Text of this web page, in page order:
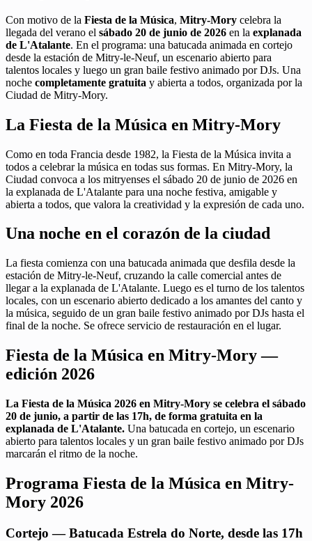
Con motivo de la Fiesta de la Música, Mitry-Mory celebra la
llegada del verano el sábado 20 de junio de 2026 en la explanada
de L'Atalante. En el programa: una batucada animada en cortejo
desde la estación de Mitry-le-Neuf, un escenario abierto para
talentos locales y luego un gran baile festivo animado por DJs. Una
noche completamente gratuita y abierta a todos, organizada por la
Ciudad de Mitry-Mory.
La Fiesta de la Música en Mitry-Mory
Como en toda Francia desde 1982, la Fiesta de la Música invita a
todos a celebrar la música en todas sus formas. En Mitry-Mory, la
Ciudad convoca a los mitryenses el sábado 20 de junio de 2026 en
la explanada de L'Atalante para una noche festiva, amigable y
abierta a todos, que valora la creatividad y la expresión de cada uno.
Una noche en el corazón de la ciudad
La fiesta comienza con una batucada animada que desfila desde la
estación de Mitry-le-Neuf, cruzando la calle comercial antes de
llegar a la explanada de L'Atalante. Luego es el turno de los talentos
locales, con un escenario abierto dedicado a los amantes del canto y
la música, seguido de un gran baile festivo animado por DJs hasta el
final de la noche. Se ofrece servicio de restauración en el lugar.
Fiesta de la Música en Mitry-Mory —
edición 2026
La Fiesta de la Música 2026 en Mitry-Mory se celebra el sábado
20 de junio, a partir de las 17h, de forma gratuita en la
explanada de L'Atalante. Una batucada en cortejo, un escenario
abierto para talentos locales y un gran baile festivo animado por DJs
marcarán el ritmo de la noche.
Programa Fiesta de la Música en Mitry-
Mory 2026
Cortejo — Batucada Estrela do Norte, desde las 17h